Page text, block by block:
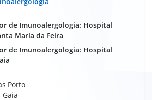
de Imunoalergologia: Hospital
Maria da Feira
de Imunoalergologia: Hospital
Porto
Gaia